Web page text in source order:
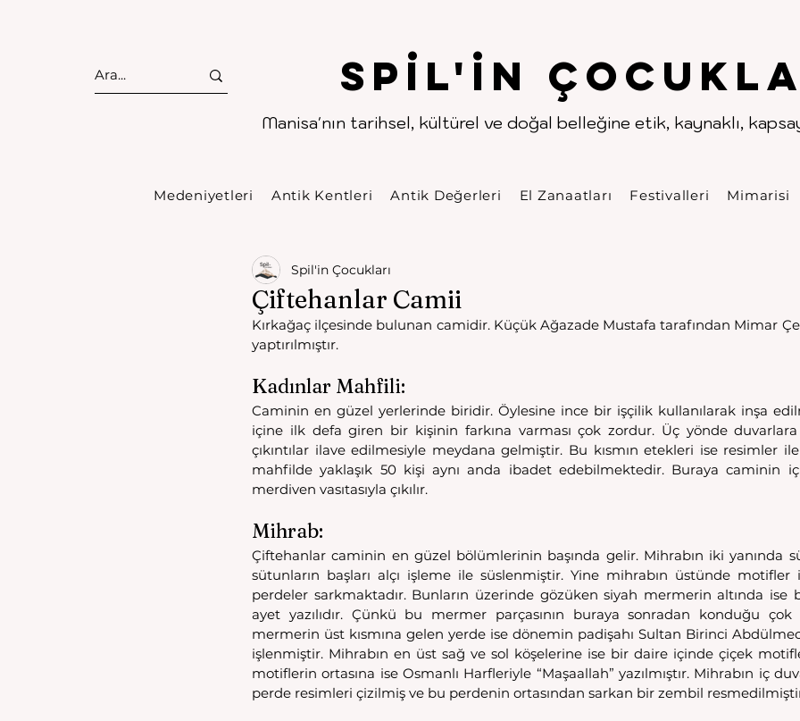
Spıl'in
Manisa'nın tarihsel, kültürel ve doğal belleğine etik, kaynaklı,
. .
Medeniyetleri Antik Kentleri Antik Değerleri El Zanaatları Festivalleri Mimarisi
Çiftehanlar Camii
Spil'in Çocukları
Kırkağaç ilçesinde bulunan camidir. Küçük Ağazade Mustafa tarafından Mimar
yaptırılmıştır.
Kadınlar Mahfili:
Caminin en güzel yerlerinde biridir. Öylesine ince bir işçilik kullanılarak inşa
içine ilk defa giren bir kişinin farkına varması çok zordur. Üç yönde
çıkıntılar ilave edilmesiyle meydana gelmiştir. Bu kısmın etekleri ise resimler
mahfilde yaklaşık 50 kişi aynı anda ibadet edebilmektedir. Buraya caminin
merdiven vasıtasıyla çıkılır.
Mihrab:
Çiftehanlar caminin en güzel bölümlerinin başında gelir. Mihrabın iki yanında
sütunların başları alçı işleme ile süslenmiştir. Yine mihrabın üstünde motifler
perdeler sarkmaktadır. Bunların üzerinde gözüken siyah mermerin altında
ayet yazılıdır. Çünkü bu mermer parçasının buraya sonradan konduğu
mermerin üst kısmına gelen yerde ise dönemin padişahı Sultan Birinci
işlenmiştir. Mihrabın en üst sağ ve sol köşelerine ise bir daire içinde çiçek
motiflerin ortasına ise Osmanlı Harfleriyle “Maşaallah” yazılmıştır. Mihrabın iç
perde resimleri çizilmiş ve bu perdenin ortasından sarkan bir zembil